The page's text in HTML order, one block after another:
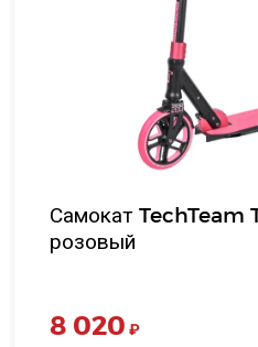
Самокат TechTeam
розовый
8 020 ₽